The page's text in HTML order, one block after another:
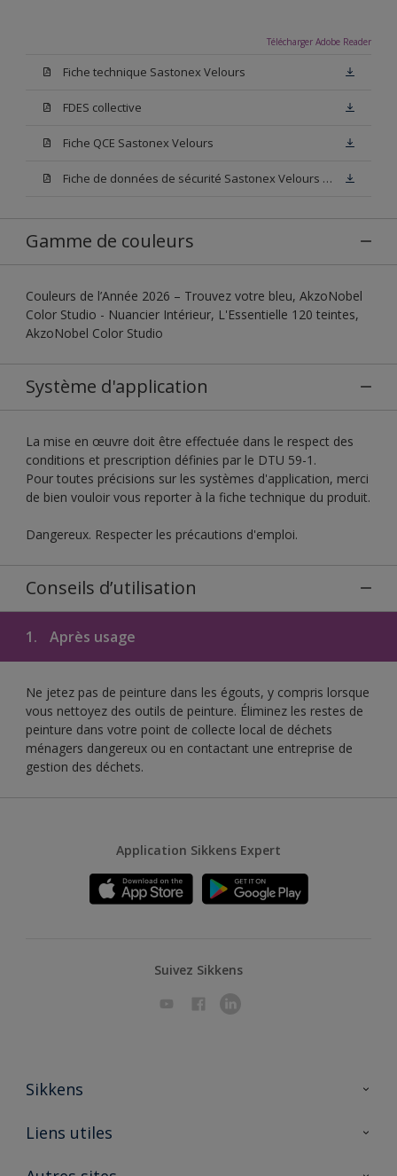
Télécharger Adobe Reader
Fiche technique Sastonex Velours
FDES collective
Fiche QCE Sastonex Velours
Fiche de données de sécurité Sastonex Velours Base W05
Gamme de couleurs
Couleurs de l’Année 2026 – Trouvez votre bleu, AkzoNobel
Color Studio - Nuancier Intérieur, L'Essentielle 120 teintes,
AkzoNobel Color Studio
Système d'application
La mise en œuvre doit être effectuée dans le respect des
conditions et prescription définies par le DTU 59-1.
Pour toutes précisions sur les systèmes d'application, merci
de bien vouloir vous reporter à la fiche technique du produit.
Dangereux. Respecter les précautions d'emploi.
Conseils d’utilisation
1. Après usage
Ne jetez pas de peinture dans les égouts, y compris lorsque
vous nettoyez des outils de peinture. Éliminez les restes de
peinture dans votre point de collecte local de déchets
ménagers dangereux ou en contactant une entreprise de
gestion des déchets.
Application Sikkens Expert
Suivez Sikkens
Sikkens
A propos de Sikkens
Liens utiles
Ouvrir un magasin PASS